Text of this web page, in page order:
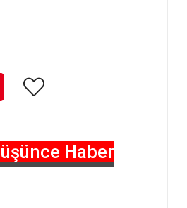
Haber